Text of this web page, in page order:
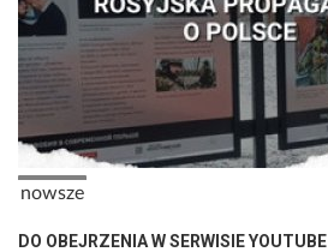
Stronicowanie
Poprzednia strona
nowsze
DO OBEJRZENIA W SERWISIE YOUTUBE